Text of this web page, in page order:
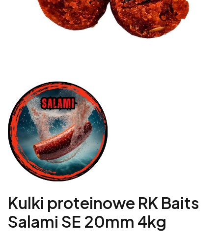
Kulki proteinowe RK Baits
Salami SE 20mm 4kg